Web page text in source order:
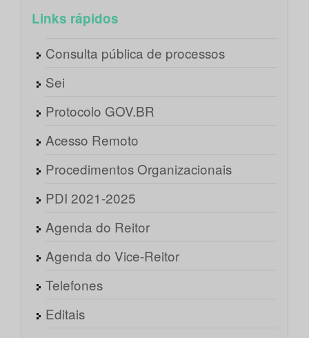
Links rápidos
Consulta pública de processos
Sei
Protocolo GOV.BR
Acesso Remoto
Procedimentos Organizacionais
PDI 2021-2025
Agenda do Reitor
Agenda do Vice-Reitor
Telefones
Editais